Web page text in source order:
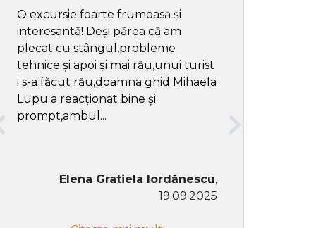
O excursie foarte frumoasă și
interesantă! Deși părea că am
plecat cu stângul,probleme
tehnice și apoi și mai rău,unui turist
i s-a făcut rău,doamna ghid Mihaela
Lupu a reacționat bine și
prompt,ambul...
Elena Gratiela Iordănescu,
19.09.2025